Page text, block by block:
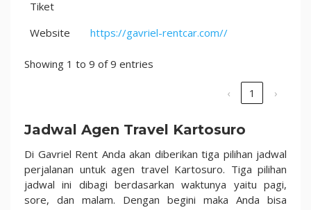
Tiket
Website https://gavriel-rentcar.com//
Showing 1 to 9 of 9 entries
‹ 1 ›
Jadwal Agen Travel Kartosuro
Di Gavriel Rent Anda akan diberikan tiga pilihan jadwal
perjalanan untuk agen travel Kartosuro. Tiga pilihan
jadwal ini dibagi berdasarkan waktunya yaitu pagi,
sore, dan malam. Dengan begini maka Anda bisa